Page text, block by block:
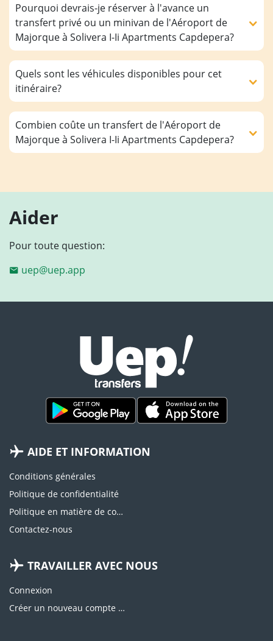
Pourquoi devrais-je réserver à l'avance un
transfert privé ou un minivan de l'Aéroport de
Majorque à Solivera I-Ii Apartments Capdepera?
Quels sont les véhicules disponibles pour cet
itinéraire?
Combien coûte un transfert de l'Aéroport de
Majorque à Solivera I-Ii Apartments Capdepera?
Aider
Pour toute question:
uep@uep.app
AIDE ET INFORMATION
Conditions générales
Politique de confidentialité
Politique en matière de cookies
Contactez-nous
TRAVAILLER AVEC NOUS
Connexion
Créer un nouveau compte d'agence